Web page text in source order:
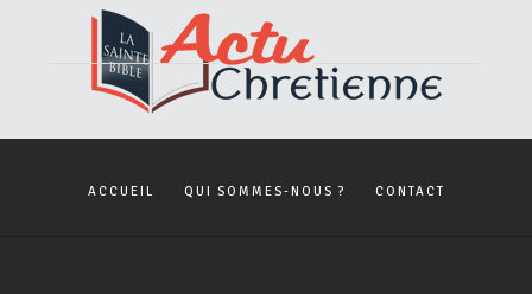
ACCUEIL QUI SOMMES-NOUS ? CONTACT